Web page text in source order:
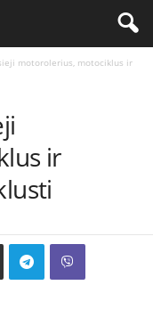
motorolerius, motociklus ir
ir